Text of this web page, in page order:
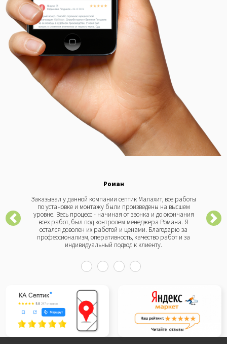
Роман
Заказывал у данной компании септик Малахит, все работы
по установке и монтажу были произведены на высшем
уровне. Весь процесс - начиная от звонка и до окончания
всех работ, был под контролем менеджера Романа. Я
остался доволен их работой и ценами. Благодарю за
профессионализм, оперативность, качество работ и за
индивидуальный подход к клиенту.